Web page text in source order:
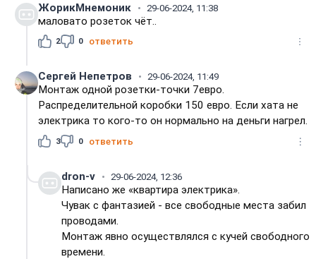
ЖорикМнемоник 29-06-2024, 11:38
маловато розеток чёт..
2 0 ответить
Сергей Непетров 29-06-2024, 11:49
Монтаж одной розетки-точки 7евро.
Распределительной коробки 150 евро. Если хата не
электрика то кого-то он нормально на деньги нагрел.
3 0 ответить
dron-v 29-06-2024, 12:36
Написано же «квартира электрика».
Чувак с фантазией - все свободные места забил
проводами.
Монтаж явно осуществлялся с кучей свободного
времени.